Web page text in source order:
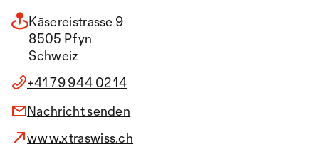
Käsereistrasse 9
8505 Pfyn
Schweiz
+41 79 944 02 14
Nachricht senden
www.xtraswiss.ch